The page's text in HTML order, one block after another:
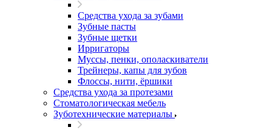
Средства ухода за зубами
Зубные пасты
Зубные щетки
Ирригаторы
Муссы, пенки, ополаскиватели
Трейнеры, капы для зубов
Флоссы, нити, ёршики
Средства ухода за протезами
Стоматологическая мебель
Зуботехнические материалы